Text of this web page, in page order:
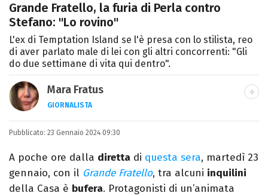
Grande Fratello, la furia di Perla contro
Stefano: "Lo rovino"
L'ex di Temptation Island se l'è presa con lo stilista, reo
di aver parlato male di lei con gli altri concorrenti: "Gli
do due settimane di vita qui dentro".
Mara Fratus
GIORNALISTA
Nella mia vita non possono mancare, il
sul comodino, insieme a un romanzo di
Zafon.
Pubblicato: 23 Gennaio 2024 09:30
A poche ore dalla diretta di questa sera, martedì 23
gennaio, con il Grande Fratello, tra alcuni inquilini
della Casa è bufera. Protagonisti di un’animata